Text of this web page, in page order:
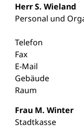
HerrS. Wieland
Personal und
Telefon
Fax
E-Mail
Gebäude
Raum
Frau M. Winter
Stadtkasse